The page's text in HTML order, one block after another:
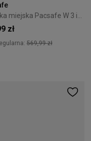
Torebka miejska Pacsafe W 3 in 1 - Navy
zł
569,99 zł